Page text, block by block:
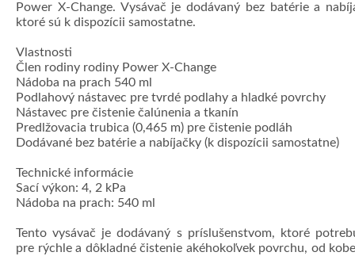
Power X-Change. Vysávač je dodávaný bez batérie a
ktoré sú k dispozícii samostatne.
Vlastnosti
Člen rodiny rodiny Power X-Change
Nádoba na prach 540 ml
Podlahový nástavec pre tvrdé podlahy a hladké povrchy
Nástavec pre čistenie čalúnenia a tkanín
Predlžovacia trubica (0,465 m) pre čistenie podláh
Dodávané bez batérie a nabíjačky (k dispozícii samostatne)
Technické informácie
Sací výkon: 4, 2 kPa
Nádoba na prach: 540 ml
Tento vysávač je dodávaný s príslušenstvom, ktoré
pre rýchle a dôkladné čistenie akéhokoľvek povrchu, od